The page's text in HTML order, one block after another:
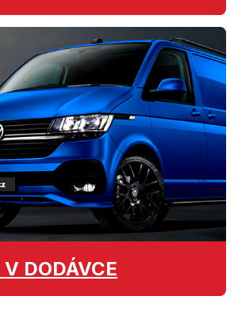
V DODÁVCE